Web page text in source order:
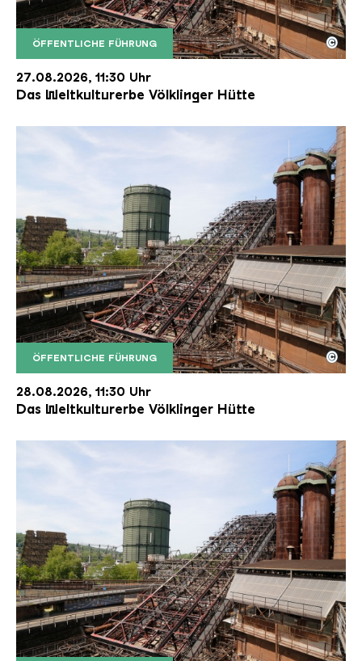
ÖFFENTLICHE FÜHRUNG
Der Erzschrägaufzug der Völklinger Hütte mit
Copyright: Weltkulturerbe Völklinger Hütte | Karl
©
27.08.2026, 11:30 Uhr
Das Weltkulturerbe Völklinger Hütte
ÖFFENTLICHE FÜHRUNG
Der Erzschrägaufzug der Völklinger Hütte mit
Copyright: Weltkulturerbe Völklinger Hütte | Karl
©
28.08.2026, 11:30 Uhr
Das Weltkulturerbe Völklinger Hütte